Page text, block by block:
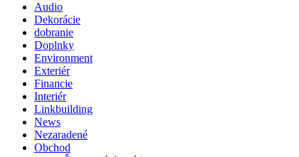
Audio
Dekorácie
dobranie
Doplnky
Environment
Exteriér
Financie
Interiér
Linkbuilding
News
Nezaradené
Obchod